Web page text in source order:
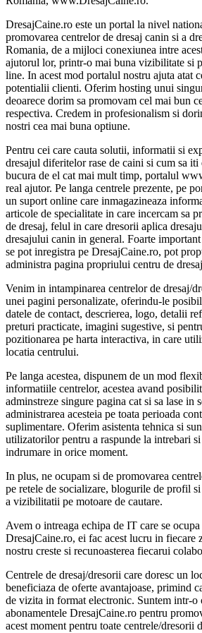
DresajCaine.ro este un portal la nivel
promovarea centrelor de dresaj canin si a
Romania, de a mijloci conexiunea intre
ajutorul lor, printr-o mai buna vizibilitate si
line. In acest mod portalul nostru ajuta atat
potentialii clienti. Oferim hosting unui
deoarece dorim sa promovam cel mai bun
respectiva. Credem in profesionalism si
nostri cea mai buna optiune.
Pentru cei care cauta solutii, informatii si
dresajul diferitelor rase de caini si cum sa iti
bucura de el cat mai mult timp, portalul
real ajutor. Pe langa centrele prezente, pe
un suport online care inmagazineaza
articole de specialitate in care incercam sa
de dresaj, felul in care dresorii aplica
dresajului canin in general. Foarte
se pot inregistra pe DresajCaine.ro, pot
administra pagina propriului centru de
Venim in intampinarea centrelor de dresaj/
unei pagini personalizate, oferindu-le
datele de contact, descrierea, logo, detalii
preturi practicate, imagini sugestive, si
pozitionarea pe harta interactiva, in care
locatia centrului.
Pe langa acestea, dispunem de un mod
informatiile centrelor, acestea avand
adminstreze singure pagina cat si sa lase in
administrarea acesteia pe toata perioada
suplimentare. Oferim asistenta tehnica si
utilizatorilor pentru a raspunde la intrebari
indrumare in orice moment.
In plus, ne ocupam si de promovarea
pe retele de socializare, blogurile de profil
a vizibilitatii pe motoare de cautare.
Avem o intreaga echipa de IT care se
DresajCaine.ro, ei fac acest lucru in fiecare
nostru creste si recunoasterea fiecarui
Centrele de dresaj/dresorii care doresc un
beneficiaza de oferte avantajoase, primind
de vizita in format electronic. Suntem intr-o
abonamentele DresajCaine.ro pentru
acest moment pentru toate centrele/dresorii